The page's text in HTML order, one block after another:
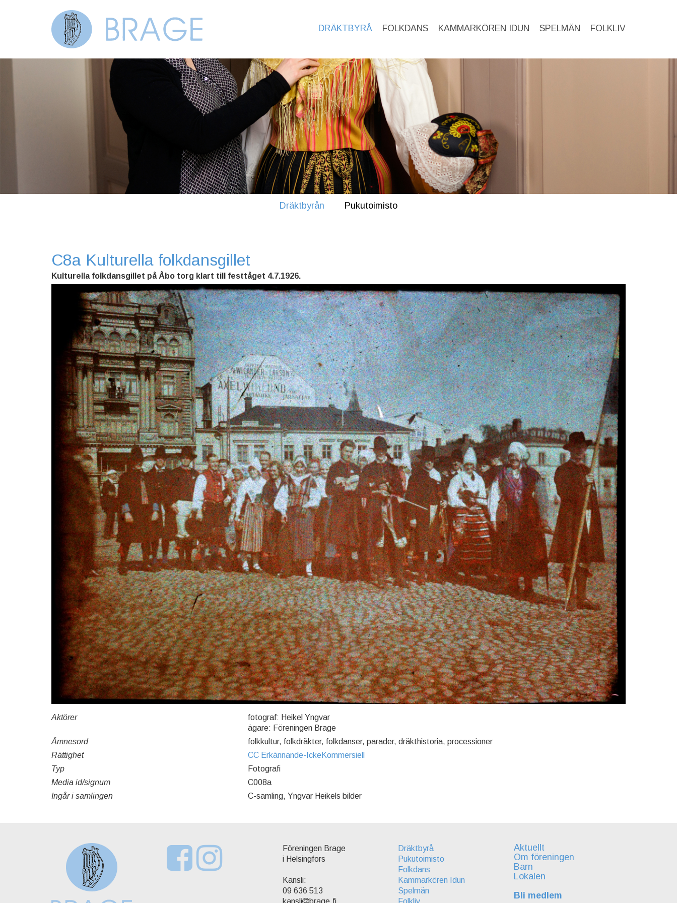
DRÄKTBYRÅ FOLKDANS KAMMARKÖREN IDUN SPELMÄN FOLKLIV
Dräktbyrån Pukutoimisto
C8a Kulturella folkdansgillet
Kulturella folkdansgillet på Åbo torg klart till festtåget 4.7.1926.
Aktörer
fotograf: Heikel Yngvar
ägare: Föreningen Brage
Ämnesord
folkkultur, folkdräkter, folkdanser, parader, dräkthistoria, processioner
Rättighet
CC Erkännande-IckeKommersiell
Typ
Fotografi
Media id/signum
C008a
Ingår i samlingen
C-samling, Yngvar Heikels bilder
Föreningen Brage
i Helsingfors
Kansli:
09 636 513
Dräktbyrå
Pukutoimisto
Folkdans
Kammarkören Idun
Spelmän
Folkliv
Aktuellt
Om föreningen
Barn
Lokalen
Bli medlem